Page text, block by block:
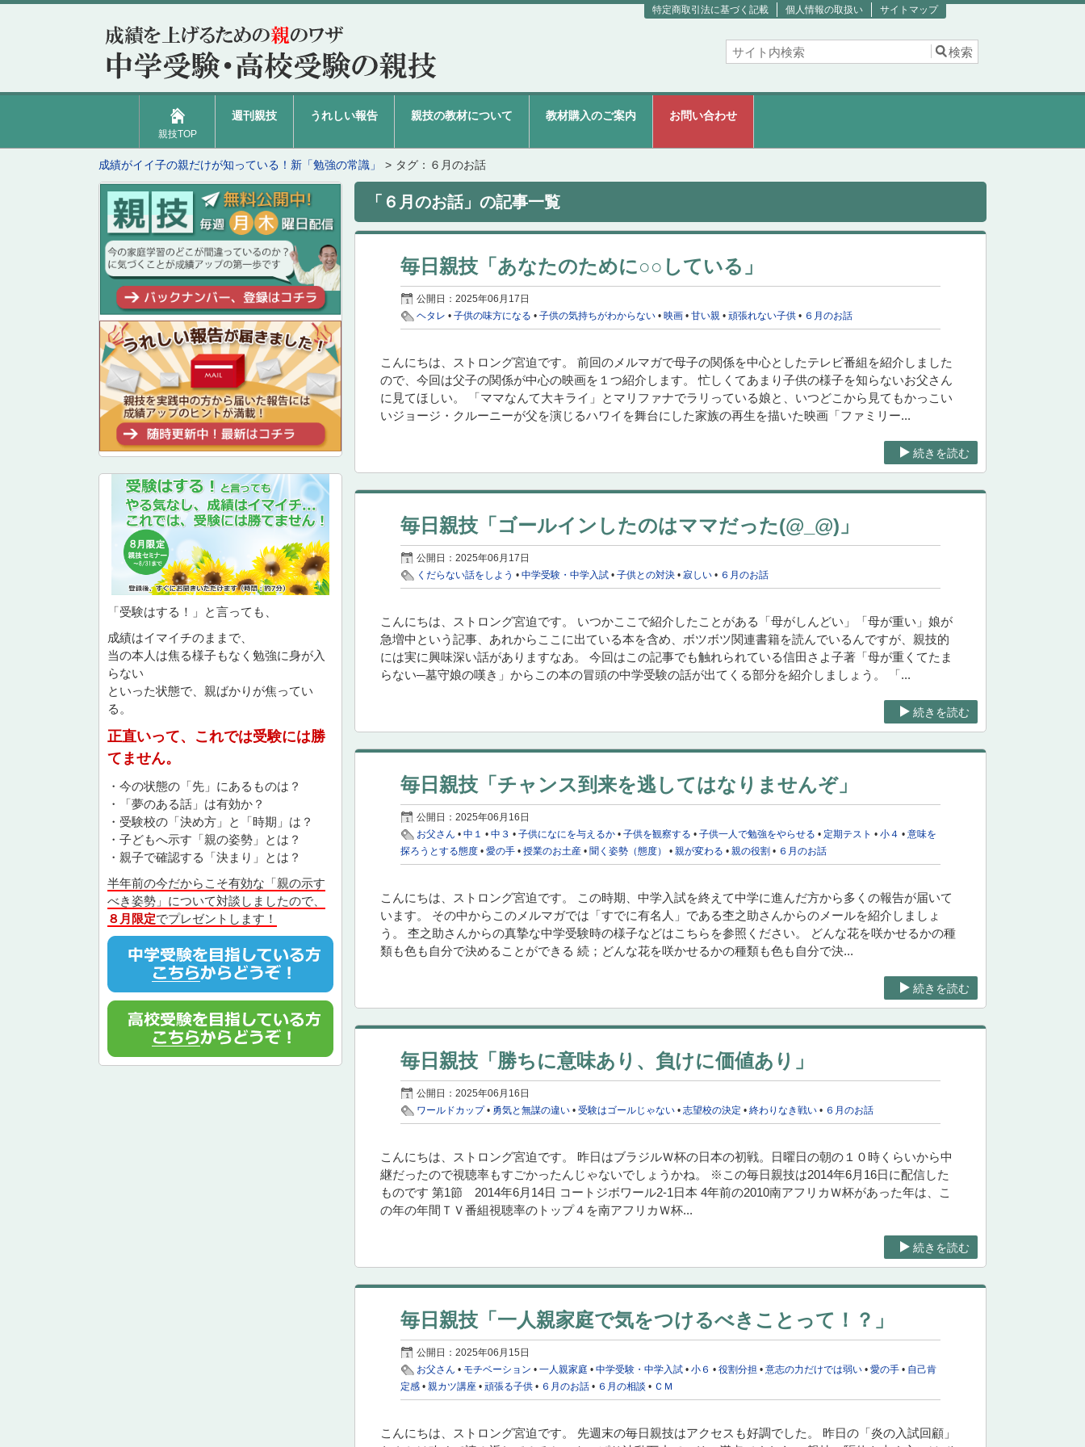
サイトマップ
個人情報の取扱い
特定商取引法に基づく記載
親技TOP
週刊親技 うれしい報告 親技の教材について 教材購入のご案内 お問い合わせ
成績がイイ子の親だけが知っている！新「勉強の常識」 タグ：６月のお話
「６月のお話」の記事一覧
毎日親技「あなたのために○○している」
公開日：2025年06月17日
ヘタレ •子供の味方になる •子供の気持ちがわからない •映画 •甘い親 •頑張れない子供 • ６月のお話
こんにちは、ストロング宮迫です。 前回のメルマガで母子の関係を中心としたテレビ番組を紹介しました
ので、今回は父子の関係が中心の映画を１つ紹介します。 忙しくてあまり子供の様子を知らないお父さん
に見てほしい。 「ママなんて大キライ」とマリファナでラリっている娘と、いつどこから見てもかっこい
いジョージ・クルーニーが父を演じるハワイを舞台にした家族の再生を描いた映画「ファミリー...
続きを読む
毎日親技「ゴールインしたのはママだった(@_@)」
公開日：2025年06月17日
くだらない話をしよう •中学受験・中学入試 •子供との対決 •寂しい • ６月のお話
こんにちは、ストロング宮迫です。 いつかここで紹介したことがある「母がしんどい」「母が重い」娘が
急増中という記事、あれからここに出ている本を含め、ボツボツ関連書籍を読んでいるんですが、親技的
には実に興味深い話がありますなあ。 今回はこの記事でも触れられている信田さよ子著「母が重くてたま
らない─墓守娘の嘆き」からこの本の冒頭の中学受験の話が出てくる部分を紹介しましょう。 「...
続きを読む
毎日親技「チャンス到来を逃してはなりませんぞ」
公開日：2025年06月16日
お父さん •中１ •中３ •子供になにを与えるか •子供を観察する •子供一人で勉強をやらせる • 定期テスト •小４ •意味を
探ろうとする態度 •愛の手 •授業のお土産 • 聞く姿勢（態度） •親が変わる •親の役割 • ６月のお話
こんにちは、ストロング宮迫です。 この時期、中学入試を終えて中学に進んだ方から多くの報告が届いて
います。 その中からこのメルマガでは「すでに有名人」である杢之助さんからのメールを紹介しましょ
う。 杢之助さんからの真摯な中学受験時の様子などはこちらを参照ください。 どんな花を咲かせるかの種
類も色も自分で決めることができる 続；どんな花を咲かせるかの種類も色も自分で決...
続きを読む
毎日親技「勝ちに意味あり、負けに価値あり」
公開日：2025年06月16日
ワールドカップ• 勇気と無謀の違い •受験はゴールじゃない •志望校の決定 •終わりなき戦い • ６月のお話
こんにちは、ストロング宮迫です。 昨日はブラジルＷ杯の日本の初戦。日曜日の朝の１０時くらいから中
継だったので視聴率もすごかったんじゃないでしょうかね。 ※この毎日親技は2014年6月16日に配信した
ものです 第1節 2014年6月14日 コートジボワール2-1日本 4年前の2010南アフリカＷ杯があった年は、こ
の年の年間ＴＶ番組視聴率のトップ４を南アフリカＷ杯...
続きを読む
毎日親技「一人親家庭で気をつけるべきことって！？」
公開日：2025年06月15日
お父さん • モチベーション •一人親家庭 •中学受験・中学入試 •小６ •役割分担 •意志の力だけでは弱い •愛の手 • 自己肯
定感 •親カツ講座 •頑張る子供 • ６月のお話 • ６月の相談 • ＣＭ
こんにちは、ストロング宮迫です。 先週末の毎日親技はアクセスも好調でした。 昨日の「炎の入試回顧」
「受験はする！」と言っても、
成績はイマイチのままで、
当の本人は焦る様子もなく勉強に身が入
らない
といった状態で、親ばかりが焦ってい
る。
正直いって、これでは受験には勝
てません。
・今の状態の「先」にあるものは？
・「夢のある話」は有効か？
・受験校の「決め方」と「時期」は？
・子どもへ示す「親の姿勢」とは？
・親子で確認する「決まり」とは？
半年前の今だからこそ有効な「親の示す
べき姿勢」について対談しましたので、
８月限定でプレゼントします！